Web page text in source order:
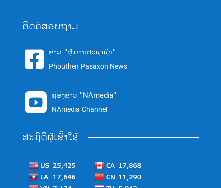
ຕິດຕໍ່ສອບຖາມ
 ຂ່າວ "ຜູ້ແທນປະຊາຊົນ"
Phouthen Pasaxon News
 ຊ່ອງຂ່າວ "NAmedia"
NAmedia Channel
ສະຖິຕິຜູ້ເຂົ້າໃຊ້